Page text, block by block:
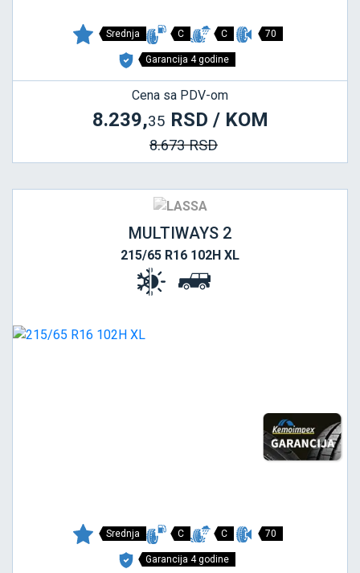
Srednja C C 70
Garancija 4 godine
Cena sa PDV-om
8.239,35 RSD / KOM
8.673 RSD
MULTIWAYS 2
215/65 R16 102H XL
Srednja C C 70
Garancija 4 godine